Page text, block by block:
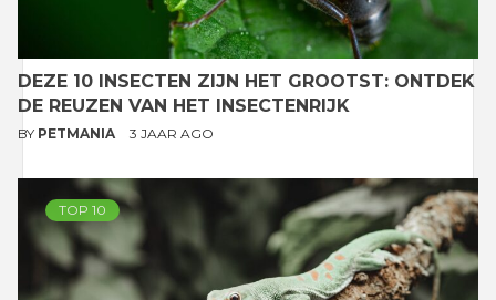
DEZE 10 INSECTEN ZIJN HET GROOTST: ONTDEK
DE REUZEN VAN HET INSECTENRIJK
BY PETMANIA 3 JAAR AGO
TOP 10